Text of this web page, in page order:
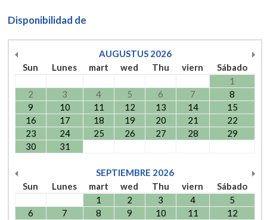
Disponibilidad de
AUGUSTUS 2026
Sun
Lunes mart wed Thu viern
Sábado
1
2
3 4 5 6 7
8
9
10 11 12 13 14
15
16
17 18 19 20 21
22
23
24 25 26 27 28
29
30
31
SEPTIEMBRE 2026
Sun
Lunes mart wed Thu viern
Sábado
1
2 3 4
5
6
7 8 9 10 11
12